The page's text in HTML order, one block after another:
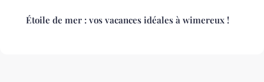
Étoile de mer : vos vacances idéales à wimereux !